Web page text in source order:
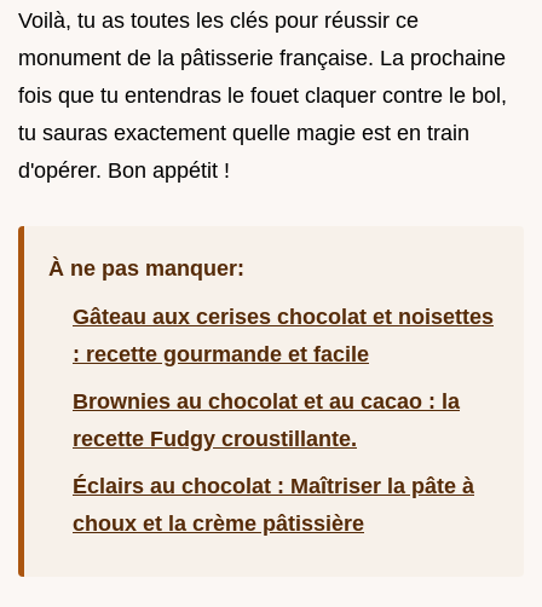
Voilà, tu as toutes les clés pour réussir ce
monument de la pâtisserie française. La prochaine
fois que tu entendras le fouet claquer contre le bol,
tu sauras exactement quelle magie est en train
d'opérer. Bon appétit !
À ne pas manquer:
Gâteau aux cerises chocolat et noisettes
: recette gourmande et facile
Brownies au chocolat et au cacao : la
recette Fudgy croustillante.
Éclairs au chocolat : Maîtriser la pâte à
choux et la crème pâtissière